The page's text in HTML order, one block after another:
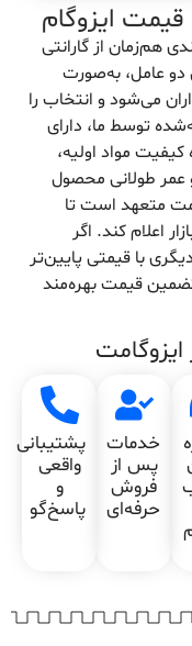
ایزوگام
هم‌زمان از گارانتی
عامل، به‌صورت
می‌شود و انتخاب را
توسط ما، دارای
مواد اولیه،
عمر طولانی محصول
متعهد است تا
اعلام کند. اگر
با قیمتی پایین‌تر
قیمت بهره‌مند
ایزوگامت
خدمات
پس از
فروش
حرفه‌ای
پشتیبانی
واقعی
و
پاسخ‌گو